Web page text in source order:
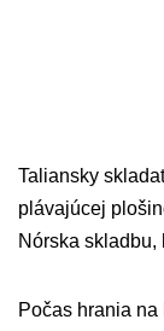
Taliansky
plávajúcej
Nórska skladbu,
Počas hrania